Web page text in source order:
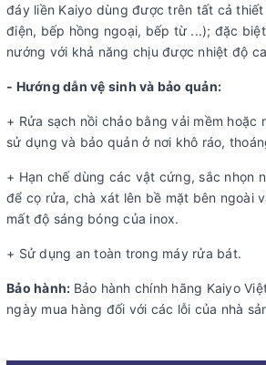
đáy liền Kaiyo dùng được trên tất cả
điện, bếp hồng ngoại, bếp từ ...); đặc
nướng với khả năng chịu được nhiệt độ
- Hướng dẫn vệ sinh và bảo quản:
+ Rửa sạch nồi chảo bằng vải mềm hoặc
sử dụng và bảo quản ở nơi khô ráo,
+ Hạn chế dùng các vật cứng, sắc nhọn
để cọ rửa, chà xát lên bề mặt bên ngoài
mất độ sáng bóng của inox.
+ Sử dụng an toàn trong máy rửa bát.
Bảo hành: Bảo hành chính hãng Kaiyo
ngày mua hàng đối với các lỗi của nhà